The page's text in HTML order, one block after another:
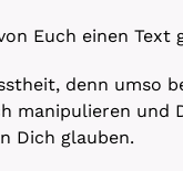
Euch einen Text
denn umso
manipulieren und
Dich glauben.